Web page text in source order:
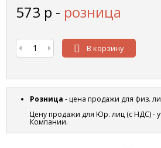
573 р - розница
В корзину
Розница - цена продажи для физ.
Цену продажи для Юр. лиц (с НДС) -
Компании.